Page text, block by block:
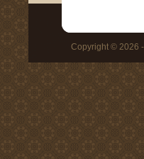
Copyright © 2026